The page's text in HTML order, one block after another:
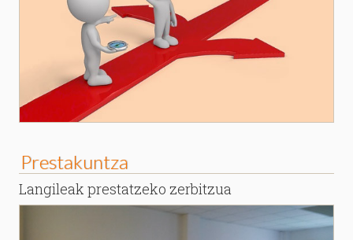
Prestakuntza
Langileak prestatzeko zerbitzua